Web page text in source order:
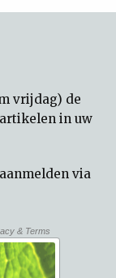
vrijdag) de
in uw
via